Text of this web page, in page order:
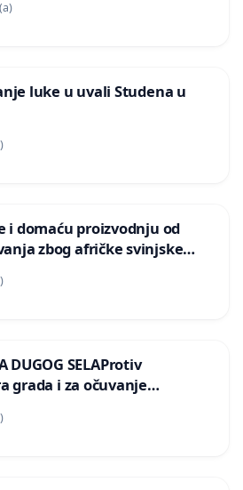
luke u uvali Studena u
i domaću proizvodnju od
zbog afričke svinjske
DUGOG SELAProtiv
grada i za očuvanje
površina i odraslih stabala pri
urbanističkog plana